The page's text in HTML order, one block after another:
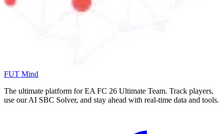
FUT Mind
The ultimate platform for EA FC 26 Ultimate Team. Track players,
use our AI SBC Solver, and stay ahead with real-time data and tools.